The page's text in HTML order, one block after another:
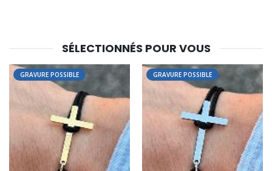
SÉLECTIONNÉS POUR VOUS
GRAVURE POSSIBLE GRAVURE POSSIBLE